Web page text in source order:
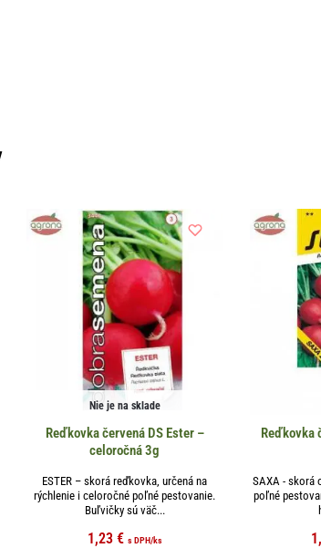
Nie je na sklade
Reďkovka červená DS Ester –
celoročná 3g
ESTER – skorá reďkovka, určená na
rýchlenie i celoročné poľné pestovanie.
Buľvičky sú väč...
1,23 € s DPH/ks
Reďkovka
SAXA - skorá
poľné